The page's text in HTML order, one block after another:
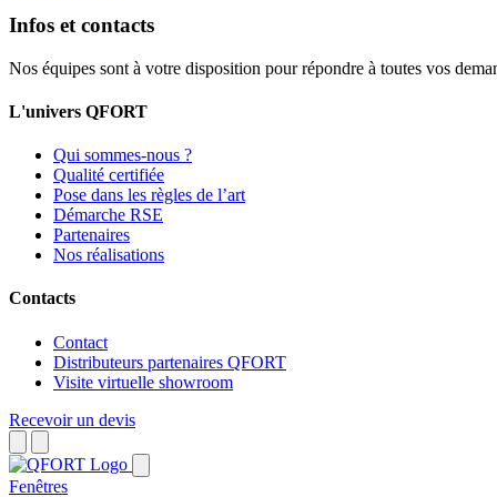
Infos et contacts
Nos équipes sont à votre disposition pour répondre à toutes vos
L'univers QFORT
Qui sommes-nous ?
Qualité certifiée
Pose dans les règles de l’art
Démarche RSE
Partenaires
Nos réalisations
Contacts
Contact
Distributeurs partenaires QFORT
Visite virtuelle showroom
Recevoir un devis
Fenêtres